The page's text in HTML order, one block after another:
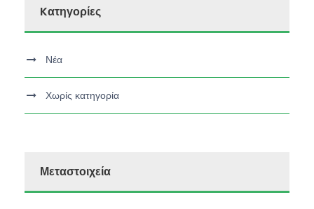
Kατηγορίες
Νέα
Χωρίς κατηγορία
Μεταστοιχεία